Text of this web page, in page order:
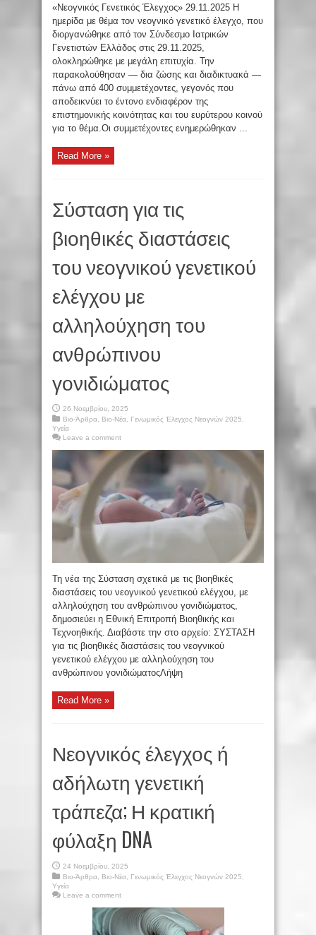
«Νεογνικός Γενετικός Έλεγχος» 29.11.2025 Η
ημερίδα με θέμα τον νεογνικό γενετικό έλεγχο, που
διοργανώθηκε από τον Σύνδεσμο Ιατρικών
Γενετιστών Ελλάδος στις 29.11.2025,
ολοκληρώθηκε με μεγάλη επιτυχία. Την
παρακολούθησαν — δια ζώσης και διαδικτυακά —
πάνω από 400 συμμετέχοντες, γεγονός που
αποδεικνύει το έντονο ενδιαφέρον της
επιστημονικής κοινότητας και του ευρύτερου κοινού
για το θέμα.Οι συμμετέχοντες ενημερώθηκαν ...
Read More »
Σύσταση για τις
βιοηθικές διαστάσεις
του νεογνικού γενετικού
ελέγχου με
αλληλούχηση του
ανθρώπινου
γονιδιώματος
26 Νοεμβρίου, 2025
Βιο-Άρθρα
Βιο-Νέα Γενωμικός Έλεγχος Νεογνών 2025
Υγεία
Leave a comment
Τη νέα της Σύσταση σχετικά με τις βιοηθικές
διαστάσεις του νεογνικού γενετικού ελέγχου, με
αλληλούχηση του ανθρώπινου γονιδιώματος,
δημοσιεύει η Εθνική Επιτροπή Βιοηθικής και
Τεχνοηθικής. Διαβάστε την στο αρχείο: ΣΥΣΤΑΣΗ
για τις βιοηθικές διαστάσεις του νεογνικού
γενετικού ελέγχου με αλληλούχηση του
ανθρώπινου γονιδιώματοςΛήψη
Read More »
Νεογνικός έλεγχος ή
αδήλωτη γενετική
τράπεζα; Η κρατική
φύλαξη DNA
24 Νοεμβρίου, 2025
Βιο-Άρθρα
Βιο-Νέα Γενωμικός Έλεγχος Νεογνών 2025
Υγεία
Leave a comment